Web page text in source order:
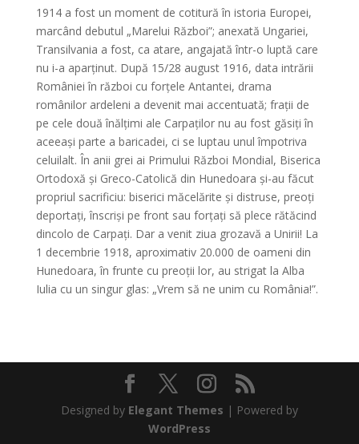
1914 a fost un moment de cotitură în istoria Europei,
marcând debutul „Marelui Război”; anexată Ungariei,
Transilvania a fost, ca atare, angajată într-o luptă care
nu i-a aparținut. După 15/28 august 1916, data intrării
României în război cu forțele Antantei, drama
românilor ardeleni a devenit mai accentuată; frații de
pe cele două înălțimi ale Carpaților nu au fost găsiți în
aceeași parte a baricadei, ci se luptau unul împotriva
celuilalt. În anii grei ai Primului Război Mondial, Biserica
Ortodoxă și Greco-Catolică din Hunedoara și-au făcut
propriul sacrificiu: biserici măcelărite și distruse, preoți
deportați, înscriși pe front sau forțați să plece rătăcind
dincolo de Carpați. Dar a venit ziua grozavă a Unirii! La
1 decembrie 1918, aproximativ 20.000 de oameni din
Hunedoara, în frunte cu preoții lor, au strigat la Alba
Iulia cu un singur glas: „Vrem să ne unim cu România!”.
Designed by Elegant Themes | Powered by
WordPress